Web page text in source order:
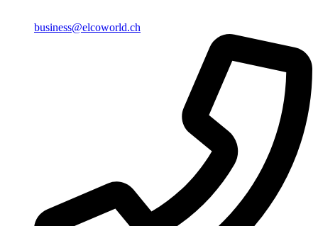
business@elcoworld.ch